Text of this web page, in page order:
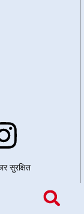
सुरक्षित